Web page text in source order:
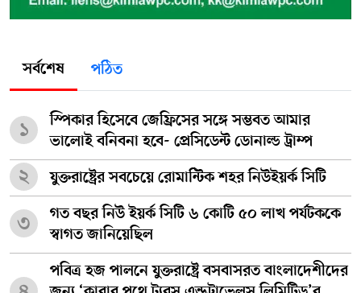
সর্বশেষ পঠিত
১
স্পিকার হিসেবে জেফ্রিসের সঙ্গে সম্ভবত আমার
ভালোই বনিবনা হবে- প্রেসিডেন্ট ডোনাল্ড ট্রাম্প
২ যুক্তরাষ্ট্রের সবচেয়ে রোমান্টিক শহর নিউইয়র্ক সিটি
৩
গত বছর নিউ ইয়র্ক সিটি ৬ কোটি ৫০ লাখ পর্যটককে
স্বাগত জানিয়েছিল
পবিত্র হজ পালনে যুক্তরাষ্ট্রে বসবাসরত বাংলাদেশীদের